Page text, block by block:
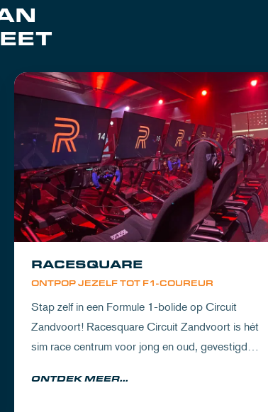
ONTPOP JEZELF TOT F1-COUREUR
RACESQUARE
Stap zelf in een Formule 1-bolide op Circuit
Zandvoort! Racesquare Circuit Zandvoort is hét
sim race centrum voor jong en oud, gevestigd
ONTDEK MEER...